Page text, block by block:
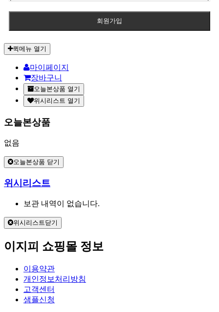
퀵메뉴 열기
마이페이지
장바구니
오늘본상품 열기
위시리스트 열기
오늘본상품
없음
오늘본상품 닫기
위시리스트
보관 내역이 없습니다.
위시리스트닫기
이지피 쇼핑몰 정보
이용약관
개인정보처리방침
고객센터
샘플신청